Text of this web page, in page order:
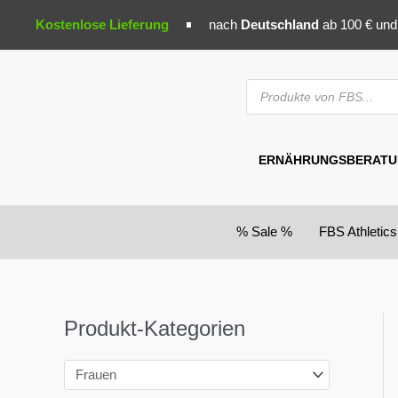
springen
Kostenlose Lieferung nach Deutschland ab 100 € und
PRODUCTS
SEARCH
% Sale % FBS
Produkt-Kategorien